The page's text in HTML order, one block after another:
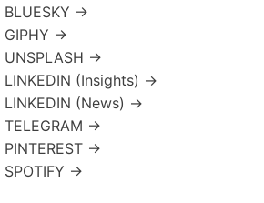
BLUESKY →
GIPHY →
UNSPLASH →
LINKEDIN (Insights) →
LINKEDIN (News) →
TELEGRAM →
PINTEREST →
SPOTIFY →